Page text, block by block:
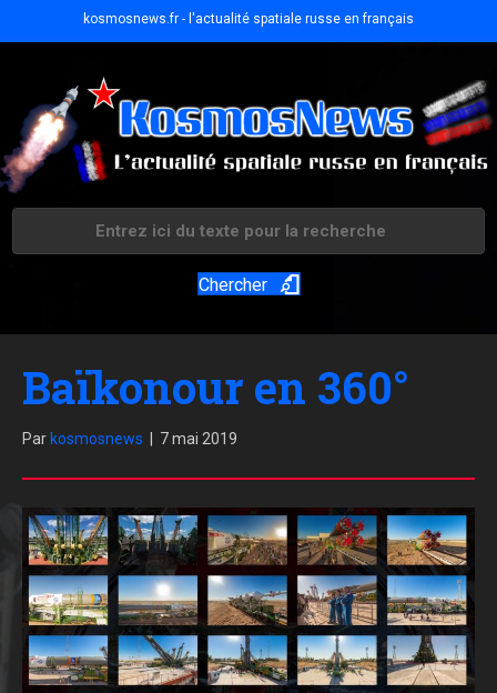
kosmosnews.fr - l'actualité spatiale russe en français
Chercher
Baïkonour en 360°
Par kosmosnews 7 mai 2019